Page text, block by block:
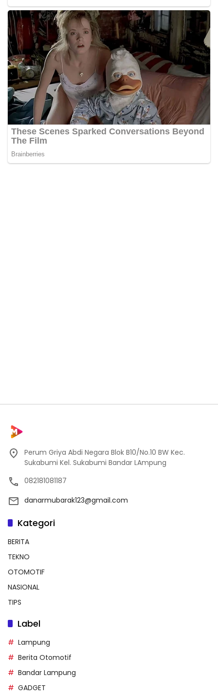
Perum Griya Abdi Negara Blok B10/No.10 BW Kec.
Sukabumi Kel. Sukabumi Bandar LAmpung
082181081187
danarmubarak123@gmail.com
Kategori
BERITA
TEKNO
OTOMOTIF
NASIONAL
TIPS
Label
Lampung
Berita Otomotif
Bandar Lampung
GADGET